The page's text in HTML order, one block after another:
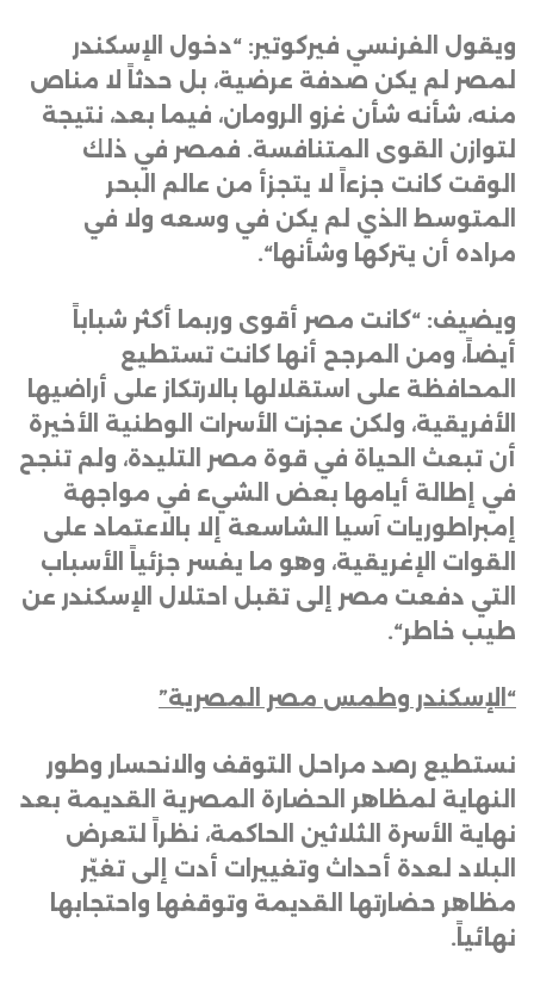
ويقول الفرنسي فيركوتير: “دخول الإسكندر
لمصر لم يكن صدفة عرضية، بل حدثاً لا مناص
منه، شأنه شأن غزو الرومان، فيما بعد، نتيجة
لتوازن القوى المتنافسة. فمصر في ذلك
الوقت كانت جزءاً لا يتجزأ من عالم البحر
المتوسط الذي لم يكن في وسعه ولا في
مراده أن يتركها وشأنها“.
ويضيف: “كانت مصر أقوى وربما أكثر شباباً
أيضاً، ومن المرجح أنها كانت تستطيع
المحافظة على استقلالها بالارتكاز على أراضيها
الأفريقية، ولكن عجزت الأسرات الوطنية الأخيرة
أن تبعث الحياة في قوة مصر التليدة، ولم تنجح
في إطالة أيامها بعض الشيء في مواجهة
إمبراطوريات آسيا الشاسعة إلا بالاعتماد على
القوات الإغريقية، وهو ما يفسر جزئياً الأسباب
التي دفعت مصر إلى تقبل احتلال الإسكندر عن
طيب خاطر“.
“الإسكندر وطمس مصر المصرية”
نستطيع رصد مراحل التوقف والانحسار وطور
النهاية لمظاهر الحضارة المصرية القديمة بعد
نهاية الأسرة الثلاثين الحاكمة، نظراً لتعرض
البلاد لعدة أحداث وتغييرات أدت إلى تغيّر
مظاهر حضارتها القديمة وتوقفها واحتجابها
نهائياً .